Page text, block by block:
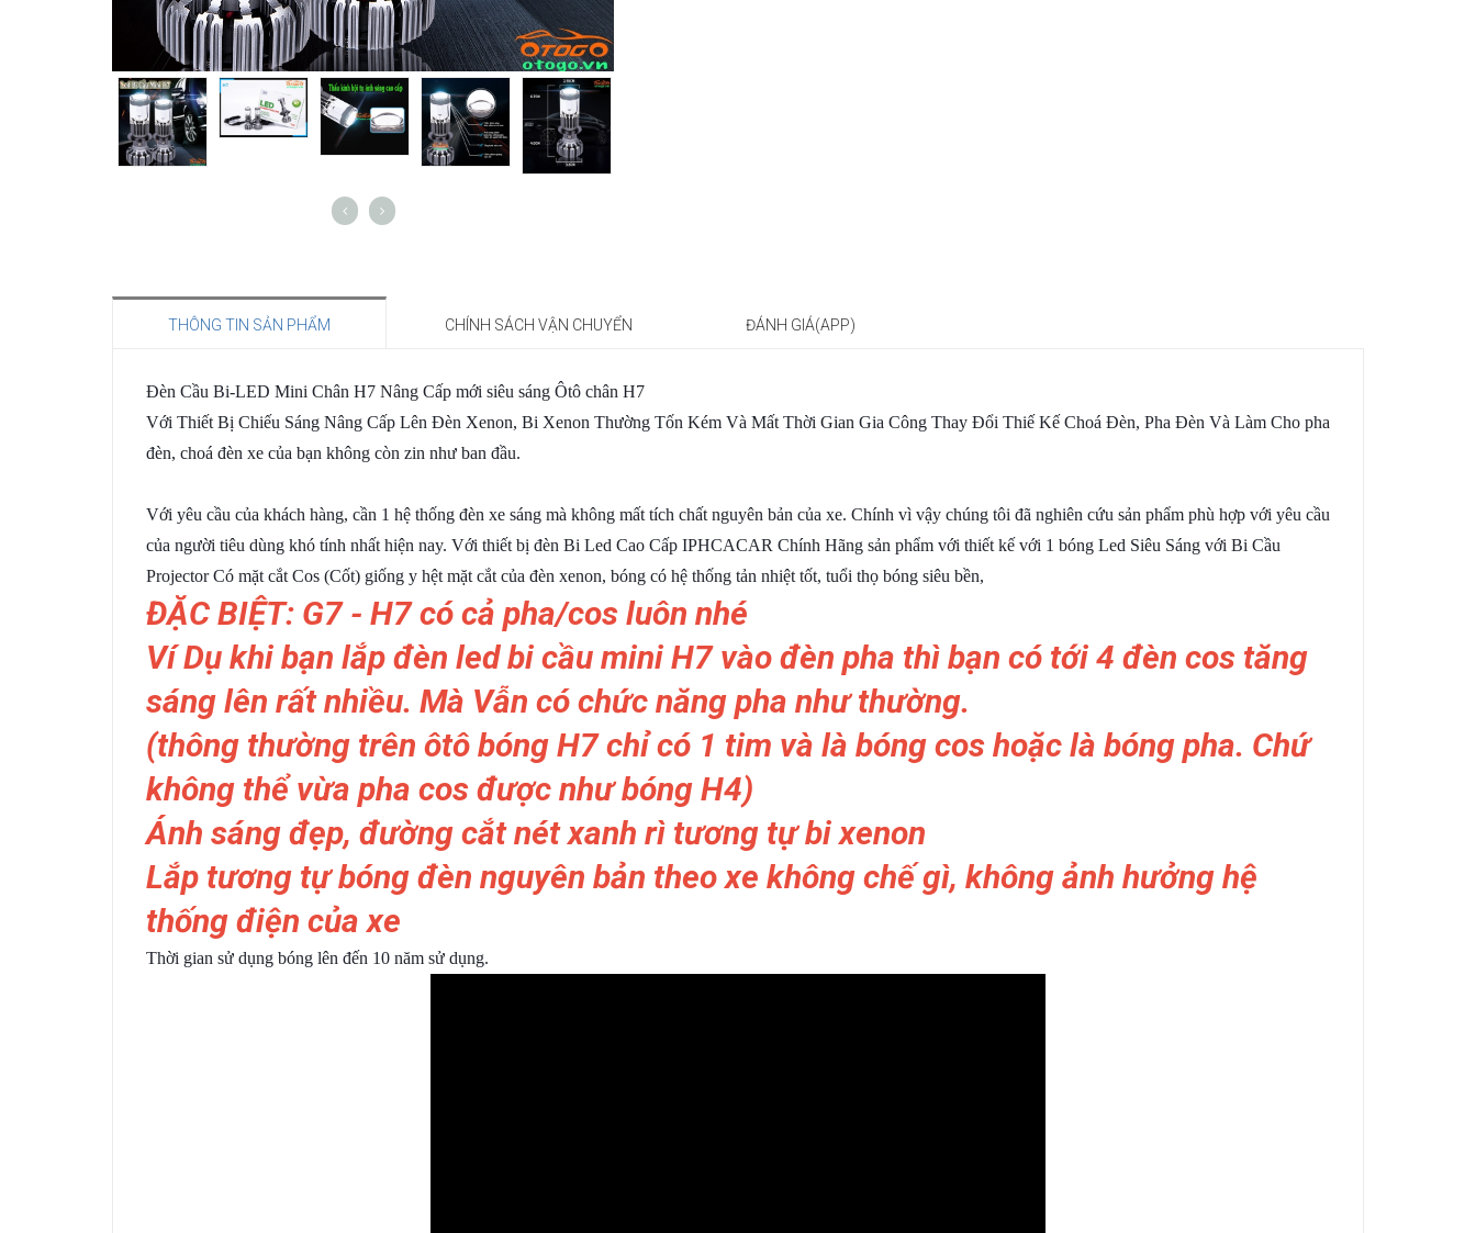
THÔNG TIN SẢN PHẨM CHÍNH SÁCH VẬN CHUYỂN ĐÁNH GIÁ(APP)
Đèn Cầu Bi-LED Mini Chân H7 Nâng Cấp mới siêu sáng Ôtô chân H7
Với Thiết Bị Chiếu Sáng Nâng Cấp Lên Đèn Xenon, Bi Xenon Thường Tốn Kém Và Mất Thời Gian Gia Công Thay Đổi Thiế Kế Choá Đèn, Pha Đèn Và Làm Cho pha
đèn, choá đèn xe của bạn không còn zin như ban đầu.
Với yêu cầu của khách hàng, cần 1 hệ thống đèn xe sáng mà không mất tích chất nguyên bản của xe. Chính vì vậy chúng tôi đã nghiên cứu sản phẩm phù hợp với yêu cầu
của người tiêu dùng khó tính nhất hiện nay. Với thiết bị đèn Bi Led Cao Cấp IPHCACAR Chính Hãng sản phẩm với thiết kế với 1 bóng Led Siêu Sáng với Bi Cầu
Projector Có mặt cắt Cos (Cốt) giống y hệt mặt cắt của đèn xenon, bóng có hệ thống tản nhiệt tốt, tuổi thọ bóng siêu bền,
ĐẶC BIỆT: G7 - H7 có cả pha/cos luôn nhé
Ví Dụ khi bạn lắp đèn led bi cầu mini H7 vào đèn pha thì bạn có tới 4 đèn cos tăng
sáng lên rất nhiều. Mà Vẫn có chức năng pha như thường.
(thông thường trên ôtô bóng H7 chỉ có 1 tim và là bóng cos hoặc là bóng pha. Chứ
không thể vừa pha cos được như bóng H4)
Ánh sáng đẹp, đường cắt nét xanh rì tương tự bi xenon
Lắp tương tự bóng đèn nguyên bản theo xe không chế gì, không ảnh hưởng hệ
thống điện của xe
Thời gian sử dụng bóng lên đến 10 năm sử dụng.